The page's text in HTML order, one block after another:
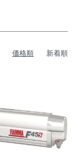
価格順 新着順